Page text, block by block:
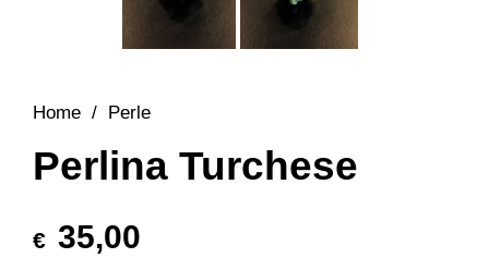
Home / Perle
Perlina Turchese
€ 35,00